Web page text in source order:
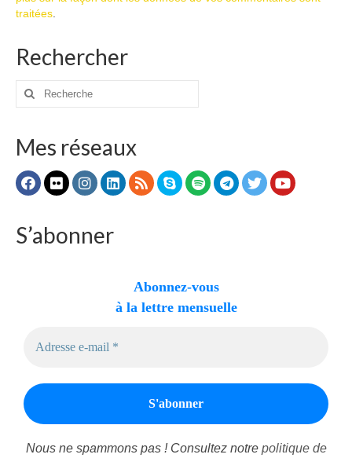
traitées
Rechercher
Rechercher
Mes réseaux
S’abonner
Abonnez-vous
à la lettre mensuelle
Nous ne spammons pas ! Consultez notre politique de